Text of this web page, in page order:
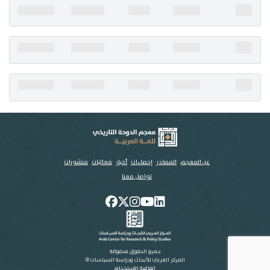
عن المعجم المصادر إحصاءات أخبار فعاليات منشورات
تواصل معنا
جميع الحقوق محفوظة
المركز العربي للأبحاث ودراسة السياسات ©